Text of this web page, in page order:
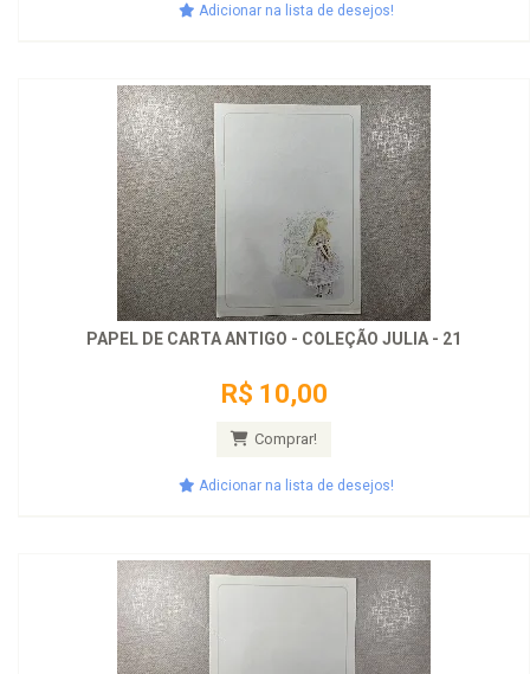
Adicionar na lista de desejos!
PAPEL DE CARTA ANTIGO - COLEÇÃO JULIA - 21
R$ 10,00
Comprar!
Adicionar na lista de desejos!